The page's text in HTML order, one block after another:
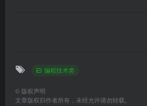
编程技术类
© 版权声明
文章版权归作者所有，未经允许请勿转载。